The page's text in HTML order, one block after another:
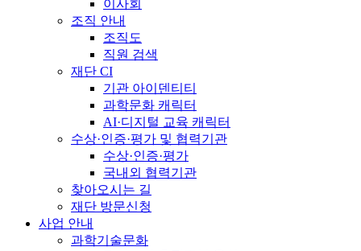
이사회
조직 안내
조직도
직원 검색
재단 CI
기관 아이덴티티
과학문화 캐릭터
AI·디지털 교육 캐릭터
수상·인증·평가 및 협력기관
수상·인증·평가
국내외 협력기관
찾아오시는 길
재단 방문신청
사업 안내
과학기술문화